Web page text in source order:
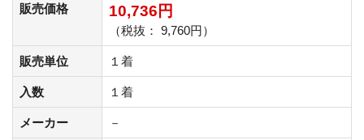
販売価格 10,736円
（税抜： 9,760円）
販売単位 １着
入数 １着
メーカー －